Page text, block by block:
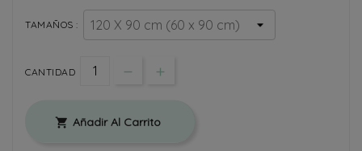
TAMAÑOS :
CANTIDAD
 Añadir Al Carrito